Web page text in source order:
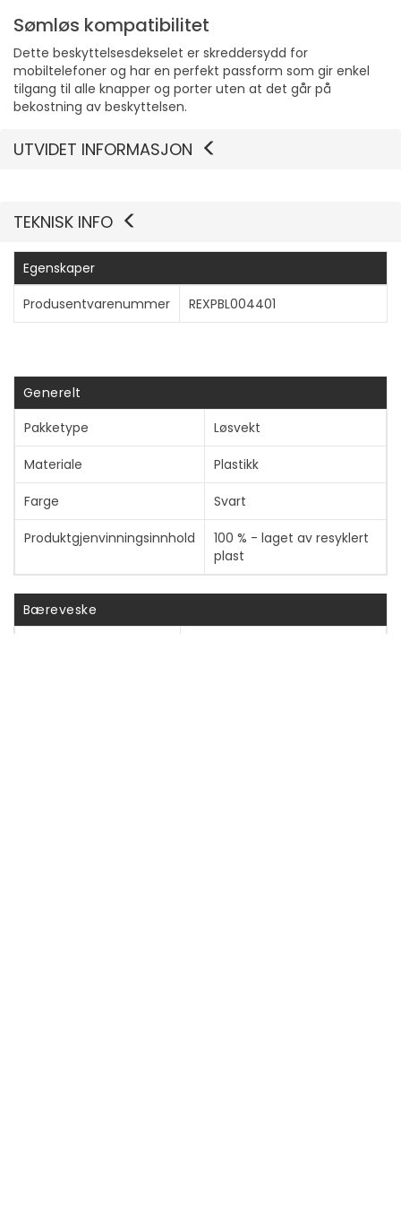
Sømløs kompatibilitet
Dette beskyttelsesdekselet er skreddersydd for
mobiltelefoner og har en perfekt passform som gir enkel
tilgang til alle knapper og porter uten at det går på
bekostning av beskyttelsen.
Vis mer
UTVIDET INFORMASJON
TEKNISK INFO
Egenskaper
Produsentvarenummer
REXPBL004401
Generelt
Pakketype
Løsvekt
Materiale Plastikk
Farge Svart
Produktgjenvinningsinnhold
100 % - laget av resyklert
plast
Bæreveske